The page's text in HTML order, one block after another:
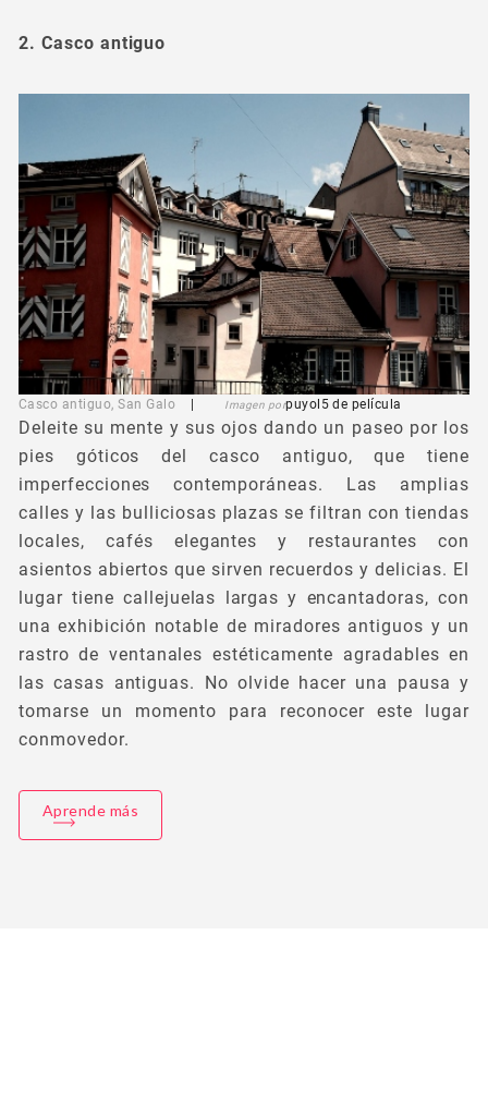
2. Casco antiguo
Casco antiguo, San Galo Imagen porpuyol5 de película
Deleite su mente y sus ojos dando un paseo por los
pies góticos del casco antiguo, que tiene
imperfecciones contemporáneas. Las amplias
calles y las bulliciosas plazas se filtran con tiendas
locales, cafés elegantes y restaurantes con
asientos abiertos que sirven recuerdos y delicias. El
lugar tiene callejuelas largas y encantadoras, con
una exhibición notable de miradores antiguos y un
rastro de ventanales estéticamente agradables en
las casas antiguas. No olvide hacer una pausa y
tomarse un momento para reconocer este lugar
conmovedor.
Aprende más